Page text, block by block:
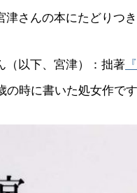
津さんの本にたどりつき
（以下、宮津）：拙著
の時に書いた処女作です